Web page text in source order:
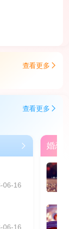
查看更多
查看更多
06-16
06-16
婚恋